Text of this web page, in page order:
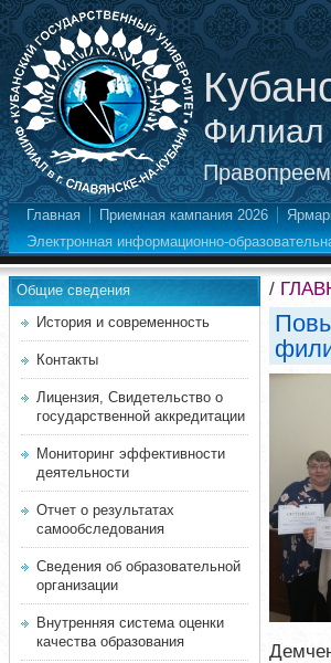
Филиал
Главная Приемная кампания 2026
Электронная информационно-
Общие сведения
История и современность
Контакты
Лицензия, Свидетельство о
государственной аккредитации
Мониторинг эффективности
деятельности
Отчет о результатах
самообследования
Сведения об образовательной
организации
Внутренняя система оценки
качества образования
/